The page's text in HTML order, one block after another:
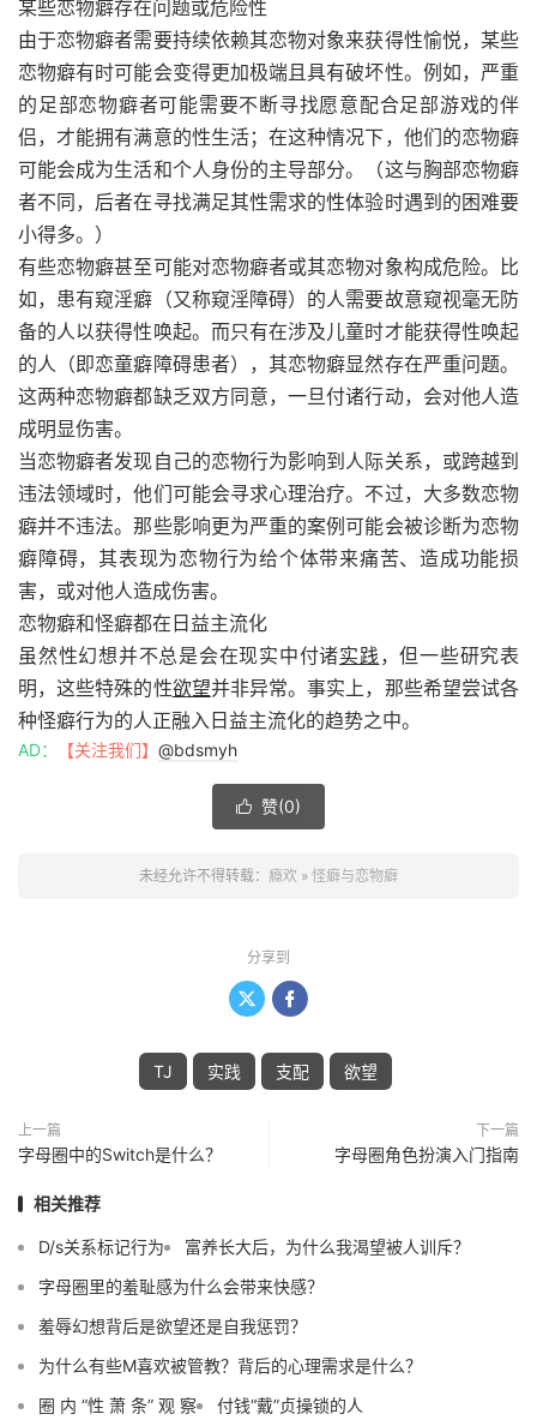
某些恋物癖存在问题或危险性
由于恋物癖者需要持续依赖其恋物对象来获得性愉悦，某些
恋物癖有时可能会变得更加极端且具有破坏性。例如，严重
的足部恋物癖者可能需要不断寻找愿意配合足部游戏的伴
侣，才能拥有满意的性生活；在这种情况下，他们的恋物癖
可能会成为生活和个人身份的主导部分。（这与胸部恋物癖
者不同，后者在寻找满足其性需求的性体验时遇到的困难要
小得多。）
有些恋物癖甚至可能对恋物癖者或其恋物对象构成危险。比
如，患有窥淫癖（又称窥淫障碍）的人需要故意窥视毫无防
备的人以获得性唤起。而只有在涉及儿童时才能获得性唤起
的人（即恋童癖障碍患者），其恋物癖显然存在严重问题。
这两种恋物癖都缺乏双方同意，一旦付诸行动，会对他人造
成明显伤害。
当恋物癖者发现自己的恋物行为影响到人际关系，或跨越到
违法领域时，他们可能会寻求心理治疗。不过，大多数恋物
癖并不违法。那些影响更为严重的案例可能会被诊断为恋物
癖障碍，其表现为恋物行为给个体带来痛苦、造成功能损
害，或对他人造成伤害。
恋物癖和怪癖都在日益主流化
虽然性幻想并不总是会在现实中付诸实践，但一些研究表
明，这些特殊的性欲望并非异常。事实上，那些希望尝试各
种怪癖行为的人正融入日益主流化的趋势之中。
AD： 【关注我们】 @bdsmyh
 赞(0)
未经允许不得转载： 瘾欢 » 怪癖与恋物癖
分享到
 
TJ 实践 支配 欲望
上一篇
字母圈中的Switch是什么？
下一篇
字母圈角色扮演入门指南
相关推荐
D/s关系标记行为
富养长大后，为什么我渴望被人训斥？
字母圈里的羞耻感为什么会带来快感？
羞辱幻想背后是欲望还是自我惩罚？
为什么有些M喜欢被管教？背后的心理需求是什么？
圈 内 “性 萧 条” 观 察
付钱“戴”贞操锁的人